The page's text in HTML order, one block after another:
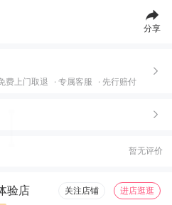
分享
费上门取退 专属客服 先行赔付
暂无评价
验店 关注店铺 进店逛逛